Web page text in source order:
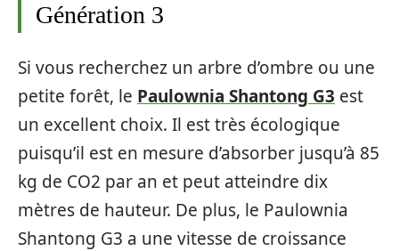
Génération 3
Si vous recherchez un arbre d’ombre ou une
petite forêt, le Paulownia Shantong G3 est
un excellent choix. Il est très écologique
puisqu’il est en mesure d’absorber jusqu’à 85
kg de CO2 par an et peut atteindre dix
mètres de hauteur. De plus, le Paulownia
Shantong G3 a une vitesse de croissance